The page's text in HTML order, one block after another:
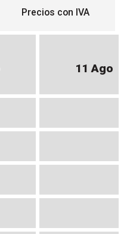
Precios con IVA
11 Ago